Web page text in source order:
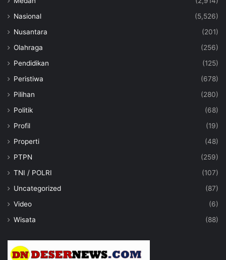
Nasional
(5,526)
Nusantara
(201)
Olahraga
(256)
Pendidikan
(125)
Peristiwa
(678)
Pilihan
(280)
Politik
(68)
Profil
(19)
Properti
(48)
PTPN
(259)
TNI / POLRI
(107)
Uncategorized
(87)
Video
(6)
Wisata
(88)